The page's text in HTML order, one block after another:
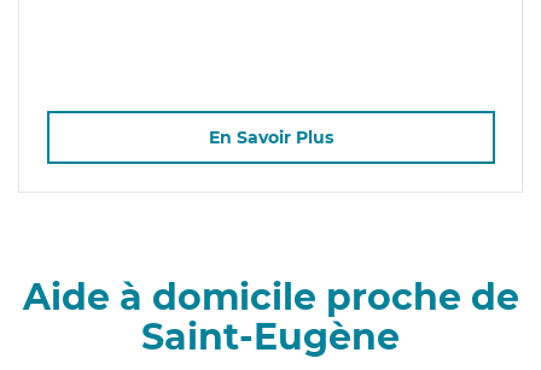
En Savoir Plus
Aide à domicile proche de
Saint-Eugène